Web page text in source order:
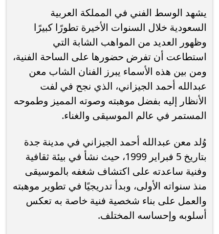
يشهد الوسط الفني في المملكة العربية
السعودية خلال السنوات الأخيرة تطورًا كبيرًا
وظهور العديد من المواهب الشابة التي
استطاعت أن تفرض حضورها على الساحة الفنية،
ومن بين هذه الأسماء يبرز الفنان الشاب معن
عبدالله أحمد الجيزاني، الذي نجح في لفت
الأنظار إليه بفضل موهبته وصوته المميز وطموحه
المستمر في عالم الموسيقى والغناء.
وُلد معن عبدالله أحمد الجيزاني في مدينة جدة
بتاريخ 5 فبراير 1999، حيث نشأ في بيئة ثقافية
وفنية ساعدته على اكتشاف شغفه بالموسيقى
منذ سنواته الأولى، وبدأ تدريجيًا في تطوير موهبته
والعمل على بناء شخصية فنية خاصة به تعكس
أسلوبه وإحساسه المختلف.